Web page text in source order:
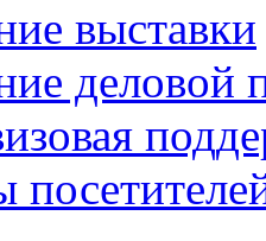
выставки
деловой